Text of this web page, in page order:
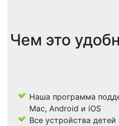
Чем это
Наша программа
Mac, Android и iOS
Все устройства